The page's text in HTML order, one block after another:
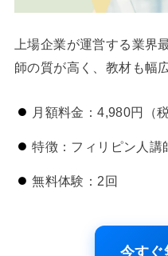
上場企業が運営する業界
師の質が高く、教材も幅
月額料金：4,980円（
特徴：フィリピン人講
無料体験：2回
今すぐ